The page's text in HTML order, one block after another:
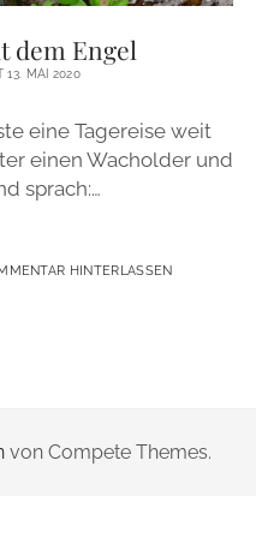
email
dem Engel
13. MAI 2020
eine Tagereise weit
einen Wacholder und
sprach:…
HINTERLASSEN
von Compete Themes.